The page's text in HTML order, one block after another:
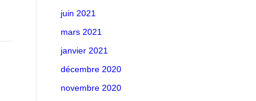
juin 2021
mars 2021
janvier 2021
décembre 2020
novembre 2020